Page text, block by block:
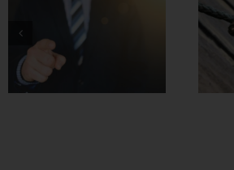
စိတ်မာတဲ့သူတွေက
အရာရာမှာ ခြေတ